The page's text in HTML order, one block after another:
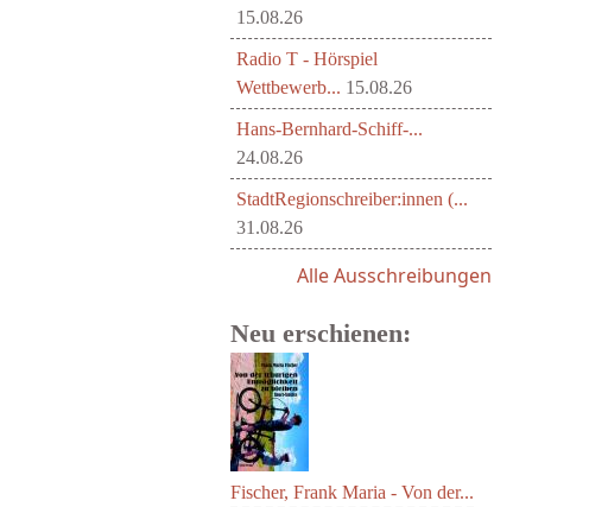
15.08.26
Radio T - Hörspiel
Wettbewerb... 15.08.26
Hans-Bernhard-Schiff-...
24.08.26
StadtRegionschreiber:innen (...
31.08.26
Alle Ausschreibungen
Neu erschienen:
Fischer, Frank Maria - Von der...